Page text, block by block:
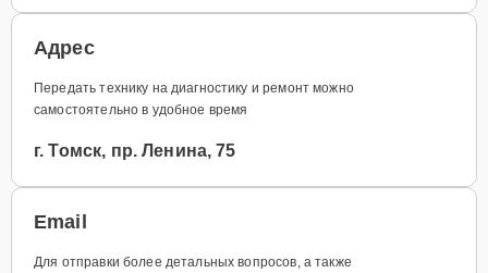
Адрес
Передать технику на диагностику и ремонт можно
самостоятельно в удобное время
г. Томск, пр. Ленина, 75
Email
Для отправки более детальных вопросов, а также